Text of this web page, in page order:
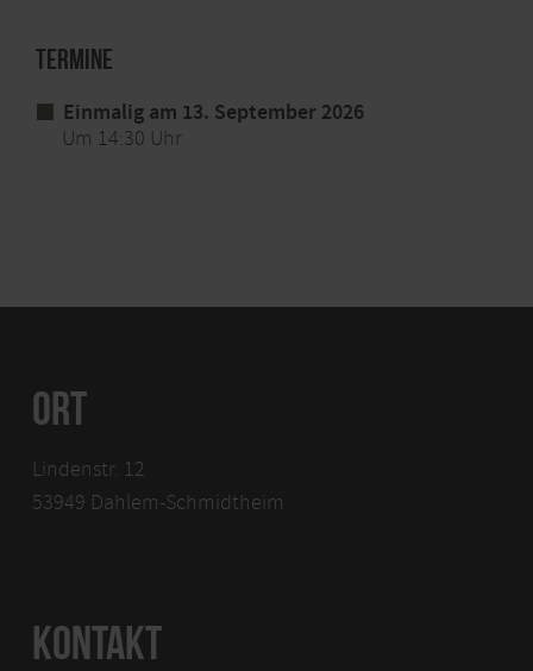
Ticketvorverkauf unter
Termine
Einmalig am 13. September 2026
Um 14:30 Uhr
ORT
Lindenstr. 12
53949 Dahlem-Schmidtheim
KONTAKT